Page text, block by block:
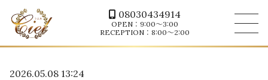
08030434914
OPEN：9:00～3:00
RECEPTION：8:00～2:00
2026.05.08 13:24